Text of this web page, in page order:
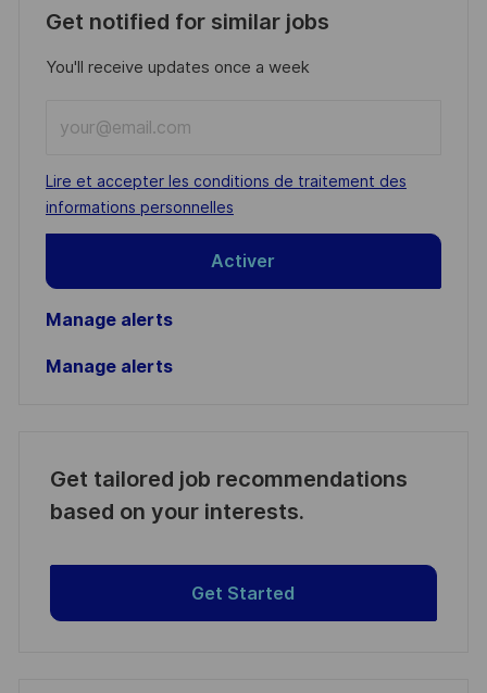
Get notified for similar jobs
You'll receive updates once a week
Email
address
(Required)
Required
Lire et accepter les conditions de traitement des
informations personnelles
Activer
Manage alerts
Manage alerts
Get tailored job recommendations
based on your interests.
Get Started